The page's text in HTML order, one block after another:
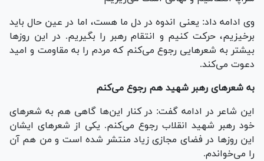
وی ادامه داد: یعنی اندوه در دل ما هست، اما در عین حال باید
برخیزیم، حرکت کنیم و انتقام رهبر را بگیریم. در این روزها
بیشتر به شعرهایی رجوع می‌کنم که مردم را به مقاومت و امید
دعوت می‌کند.
به شعرهای رهبر شهید هم رجوع می‌کنم
این شاعر در ادامه گفت: در کنار این‌ها گاهی هم به شعرهای
خود رهبر شهید انقلاب رجوع می‌کنم. یکی از شعرهای ایشان
این روزها در فضای مجازی زیاد منتشر شده است و من هم آن
را می‌خواندم.